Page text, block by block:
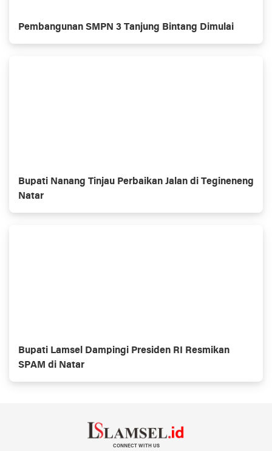
Pembangunan SMPN 3 Tanjung Bintang Dimulai
Bupati Nanang Tinjau Perbaikan Jalan di Tegineneng
Natar
Bupati Lamsel Dampingi Presiden RI Resmikan
SPAM di Natar
CONNECT WITH US